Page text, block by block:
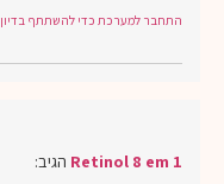
התחבר למערכת כדי להשתתף בדיון
Retinol 8 em 1 הגיב: